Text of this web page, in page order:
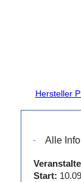
Hersteller
Alle
Start: